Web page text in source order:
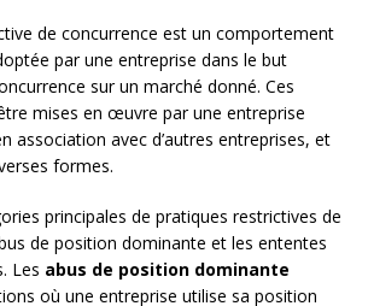
de concurrence est un comportement
par une entreprise dans le but
sur un marché donné. Ces
mises en œuvre par une entreprise
association avec d’autres entreprises, et
formes.
principales de pratiques restrictives de
de position dominante et les ententes
Les abus de position dominante
où une entreprise utilise sa position